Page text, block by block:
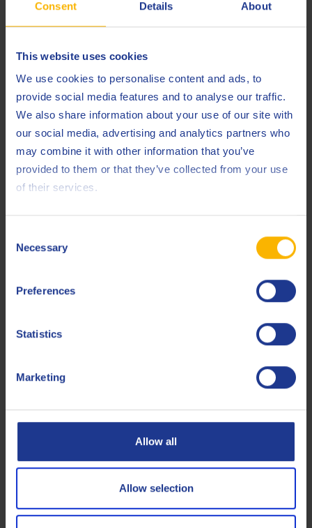
Consent Details About
This website uses cookies
We use cookies to personalise content and ads, to
provide social media features and to analyse our traffic.
We also share information about your use of our site with
our social media, advertising and analytics partners who
may combine it with other information that you’ve
provided to them or that they’ve collected from your use
of their services.
Selection
Necessary
Preferences
Statistics
Marketing
Allow all
Allow selection
Onderstaande afbeelding toont de resultaten van een
Gogh EP 46 in vergelijking met referenties van de
Welke turbineolie hebt u nodig voor uw turbine-
installatie?
bedrijfsomstandigheden van uw turbinesystemen biedt
Q8Oils verschillende turbineoliën om lakvorming te
In schone omgevingen met minimale afzetting zijn de Q8
Volta oliën de perfecte oplossing om turbines te beschermen
tegen lakvorming. Tests hebben bewezen dat de Q8 Volta
oliën de levensduur van de olie verlengen en de
oxidatiestabiliteit verbeteren. De Q8 Volta-reeks is een
installaties.